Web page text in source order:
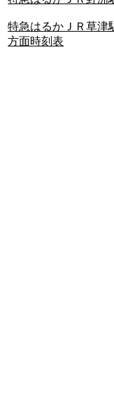
特急はるかＪＲ草津
方面時刻表